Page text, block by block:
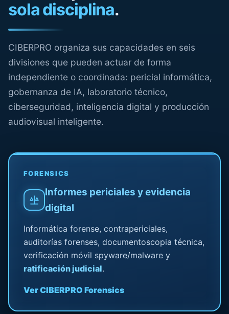
sola disciplina.
CIBERPRO organiza sus capacidades en seis
divisiones que pueden actuar de forma
independiente o coordinada: pericial informática,
gobernanza de IA, laboratorio técnico,
ciberseguridad, inteligencia digital y producción
audiovisual inteligente.
FORENSICS
Informes periciales y evidencia
digital
Informática forense, contrapericiales,
auditorías forenses, documentoscopia técnica,
verificación móvil spyware/malware y
ratificación judicial.
Ver CIBERPRO Forensics